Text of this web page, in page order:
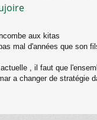
aux kitas
mal d'années que son
, il faut que
a changer de stratégie